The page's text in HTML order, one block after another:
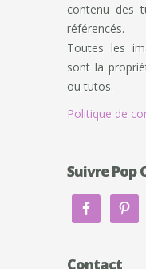
contenu des
référencés.
Toutes les
sont la
ou tutos.
Politique de
Suivre Pop
Contact